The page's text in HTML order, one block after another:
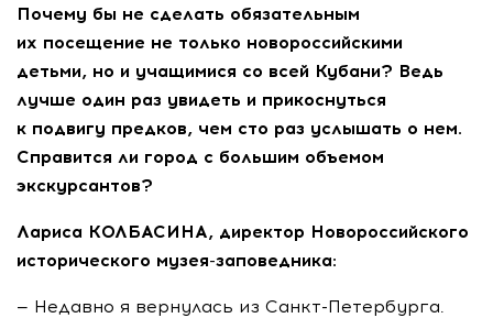
Почему бы не сделать обязательным
их посещение не только новороссийскими
детьми, но и учащимися со всей Кубани? Ведь
лучше один раз увидеть и прикоснуться
к подвигу предков, чем сто раз услышать о нем.
Справится ли город с большим объемом
экскурсантов?
Лариса КОЛБАСИНА, директор Новороссийского
исторического музея-заповедника:
— Недавно я вернулась из Санкт-Петербурга.